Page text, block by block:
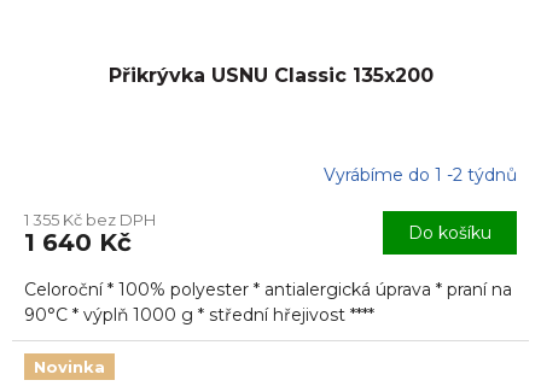
Přikrývka USNU Classic 135x200
Vyrábíme do 1 -2 týdnů
1 355 Kč bez DPH
1 640 Kč Do košíku
Celoroční * 100% polyester * antialergická úprava * praní na
90°C * výplň 1000 g * střední hřejivost ****
Novinka